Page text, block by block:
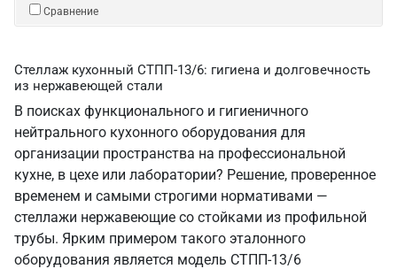
Сравнение
Стеллаж кухонный СТПП-13/6: гигиена и долговечность
из нержавеющей стали
В поисках функционального и гигиеничного
нейтрального кухонного оборудования для
организации пространства на профессиональной
кухне, в цехе или лаборатории? Решение, проверенное
временем и самыми строгими нормативами —
стеллажи нержавеющие со стойками из профильной
трубы. Ярким примером такого эталонного
оборудования является модель СТПП-13/6